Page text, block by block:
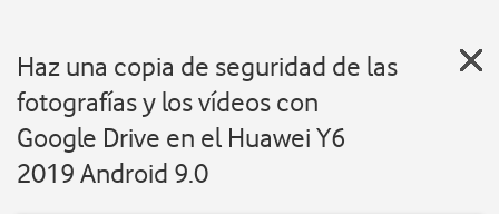
Haz una copia de seguridad de las
fotografías y los vídeos con
Google Drive en el Huawei Y6
2019 Android 9.0